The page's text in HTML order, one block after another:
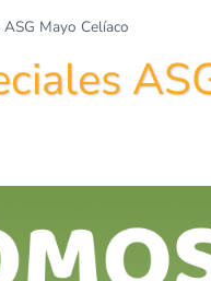
Mayo Celíaco